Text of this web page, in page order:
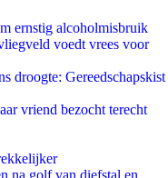
ernstig alcoholmisbruik
voedt vrees voor
droogte: Gereedschapskist
vriend bezocht terecht
na golf van diefstal en